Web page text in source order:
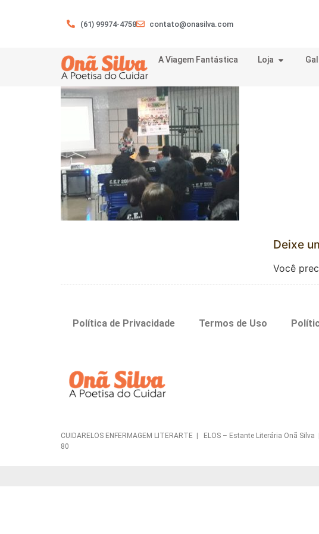
(61) 99974-4758 contato@onasilva.com
A Viagem Fantástica Loja
Deixe
Você
Política de Privacidade Termos de Uso
CUIDARELOS ENFERMAGEM LITERARTE | ELOS – Estante Literária Onã
80